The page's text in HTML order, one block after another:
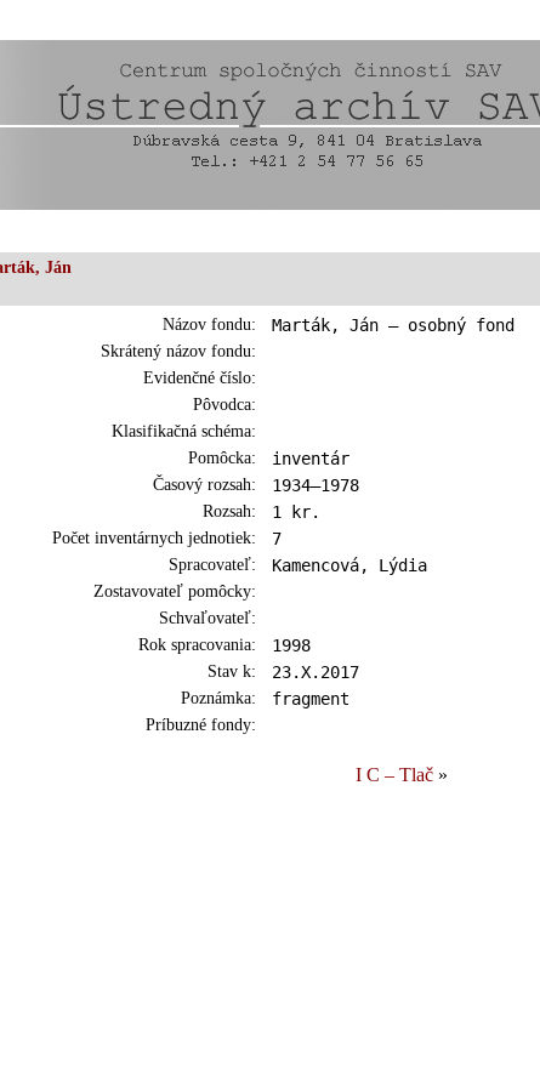
Ján
Názov fondu: Marták, Ján – osobný fond
Skrátený názov fondu:
Evidenčné číslo:
Pôvodca:
Klasifikačná schéma:
Pomôcka:
inventár
Časový rozsah: 1934–1978
Rozsah: 1 kr.
Počet inventárnych jednotiek: 7
Spracovateľ: Kamencová, Lýdia
Zostavovateľ pomôcky:
Schvaľovateľ:
Rok spracovania:
1998
Stav k: 23.X.2017
Poznámka: fragment
Príbuzné fondy:
I C – Tlač »